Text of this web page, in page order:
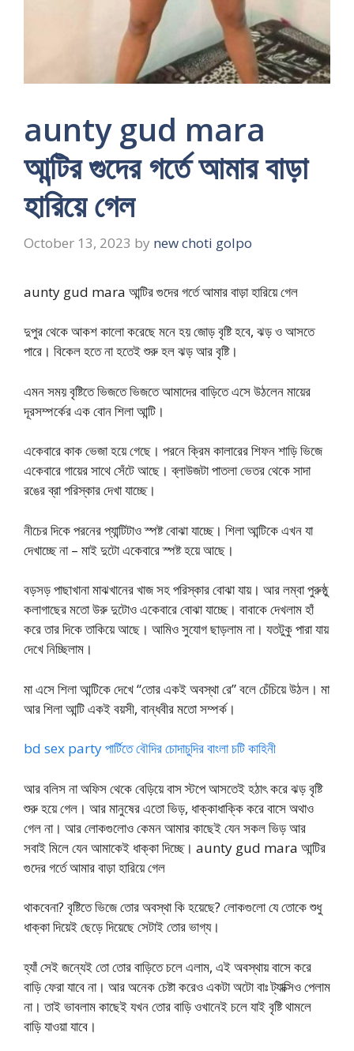
aunty gud mara
আন্টির গুদের গর্তে আমার বাড়া
হারিয়ে গেল
October 13, 2023 by new choti golpo
aunty gud mara আন্টির গুদের গর্তে আমার বাড়া হারিয়ে গেল
দুপুর থেকে আকশ কালো করেছে মনে হয় জোড় বৃষ্টি হবে, ঝড় ও আসতে
পারে। বিকেল হতে না হতেই শুরু হল ঝড় আর বৃষ্টি।
এমন সময় বৃষ্টিতে ভিজতে ভিজতে আমাদের বাড়িতে এসে উঠলেন মায়ের
দূরসম্পর্কের এক বোন শিলা আন্টি।
একেবারে কাক ভেজা হয়ে গেছে। পরনে ক্রিম কালারের শিফন শাড়ি ভিজে
একেবারে গায়ের সাথে সেঁটে আছে। ব্লাউজটা পাতলা ভেতর থেকে সাদা
রঙের ব্রা পরিস্কার দেখা যাচ্ছে।
নীচের দিকে পরনের প্যান্টিটাও স্পষ্ট বোঝা যাচ্ছে। শিলা আন্টিকে এখন যা
দেখাচ্ছে না – মাই দুটো একেবারে স্পষ্ট হয়ে আছে।
বড়সড় পাছাখানা মাঝখানের খাজ সহ পরিস্কার বোঝা যায়। আর লম্বা পুরুষ্ঠু
কলাগাছের মতো উরু দুটোও একেবারে বোঝা যাচ্ছে। বাবাকে দেখলাম হাঁ
করে তার দিকে তাকিয়ে আছে। আমিও সুযোগ ছাড়লাম না। যতটুকু পারা যায়
দেখে নিচ্ছিলাম।
মা এসে শিলা আন্টিকে দেখে “তোর একই অবস্থা রে” বলে চেঁচিয়ে উঠল। মা
আর শিলা আন্টি একই বয়সী, বান্ধবীর মতো সম্পর্ক।
bd sex party পার্টিতে বৌদির চোদাচুদির বাংলা চটি কাহিনী
আর বলিস না অফিস থেকে বেড়িয়ে বাস স্টপে আসতেই হঠাৎ করে ঝড় বৃষ্টি
শুরু হয়ে গেল। আর মানুষের এতো ভিড়, ধাক্কাধাক্কি করে বাসে অথাও
গেল না। আর লোকগুলোও কেমন আমার কাছেই যেন সকল ভিড় আর
সবাই মিলে যেন আমাকেই ধাক্কা দিচ্ছে। aunty gud mara আন্টির
গুদের গর্তে আমার বাড়া হারিয়ে গেল
থাকবেনা? বৃষ্টিতে ভিজে তোর অবস্থা কি হয়েছে? লোকগুলো যে তোকে শুধু
ধাক্কা দিয়েই ছেড়ে দিয়েছে সেটাই তোর ভাগ্য।
হ্যাঁ সেই জন্যেই তো তোর বাড়িতে চলে এলাম, এই অবস্থায় বাসে করে
বাড়ি ফেরা যাবে না। আর অনেক চেষ্টা করেও একটা অটো বাঃ ট্যাক্সিও পেলাম
না। তাই ভাবলাম কাছেই যখন তোর বাড়ি ওখানেই চলে যাই বৃষ্টি থামলে
বাড়ি যাওয়া যাবে।